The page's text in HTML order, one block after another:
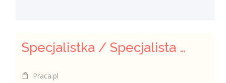
Specjalistka / Specjalista ds. Sprzedaży ubezpieczeń
Praca.pl